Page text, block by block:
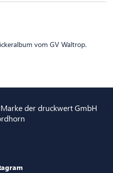
vom GV Waltrop.
der druckwert GmbH